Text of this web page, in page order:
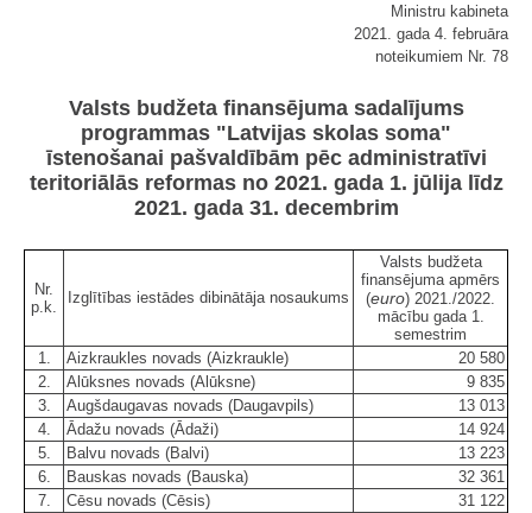
Ministru kabineta
2021. gada 4. februāra
noteikumiem Nr. 78
Valsts budžeta finansējuma sadalījums
programmas "Latvijas skolas soma"
īstenošanai pašvaldībām pēc administratīvi
teritoriālās reformas no 2021. gada 1. jūlija līdz
2021. gada 31. decembrim
Nr.
p.k.
Izglītības iestādes dibinātāja nosaukums
Valsts budžeta
finansējuma apmērs
(euro) 2021./2022.
mācību gada 1.
semestrim
1.
Aizkraukles novads (Aizkraukle)
20 580
2.
Alūksnes novads (Alūksne)
9 835
3.
Augšdaugavas novads (Daugavpils)
13 013
4.
Ādažu novads (Ādaži)
14 924
5.
Balvu novads (Balvi)
13 223
6.
Bauskas novads (Bauska)
32 361
7.
Cēsu novads (Cēsis)
31 122